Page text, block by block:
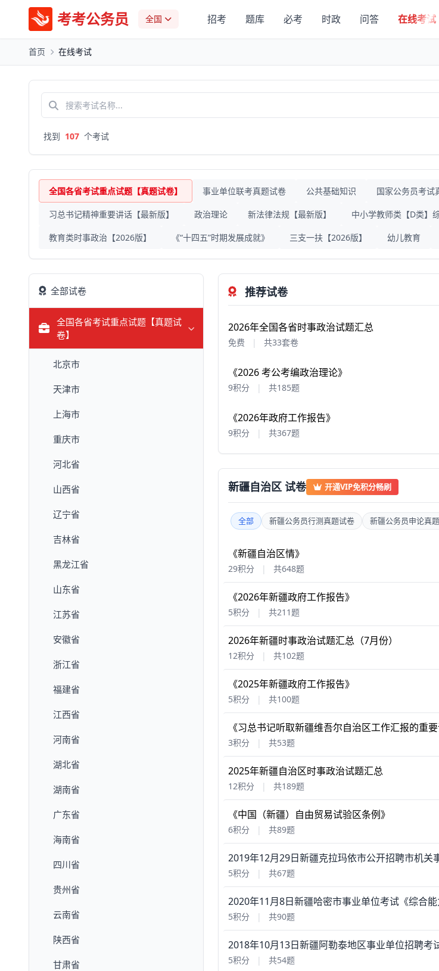
考考公务员 全国 招考 题库 必考 时政 问答 在线考试
首页 在线考试
找到 107 个考试
全国各省考试重点试题【真题试卷】 事业单位联考真题试卷 公共基础知识 国家公务员考试
习总书记精神重要讲话【最新版】 政治理论 新法律法规【最新版】 中小学教师类【D类】
教育类时事政治【2026版】 《“十四五”时期发展成就》 三支一扶【2026版】 幼儿教育
全部试卷
全国各省考试重点试题【真题试
卷】
北京市
天津市
上海市
重庆市
河北省
山西省
辽宁省
吉林省
黑龙江省
山东省
江苏省
安徽省
浙江省
福建省
江西省
河南省
湖北省
湖南省
广东省
海南省
四川省
贵州省
云南省
陕西省
甘肃省
推荐试卷
2026年全国各省时事政治试题汇总
免费 | 共33套卷
《2026 考公考编政治理论》
9积分 | 共185题
《2026年政府工作报告》
9积分 | 共367题
新疆自治区 试卷 开通VIP免积分畅刷
全部 新疆公务员行测真题试卷 新疆公务员申论真
《新疆自治区情》
29积分 | 共648题
《2026年新疆政府工作报告》
5积分 | 共211题
2026年新疆时事政治试题汇总（7月份）
12积分 | 共102题
《2025年新疆政府工作报告》
5积分 | 共100题
《习总书记听取新疆维吾尔自治区工作汇报的重要
3积分 | 共53题
2025年新疆自治区时事政治试题汇总
12积分 | 共189题
《中国（新疆）自由贸易试验区条例》
6积分 | 共89题
5积分 | 共67题
2020年11月8日新疆哈密市事业单位考试《综合
5积分 | 共90题
2018年10月13日新疆阿勒泰地区事业单位招聘考
5积分 | 共54题